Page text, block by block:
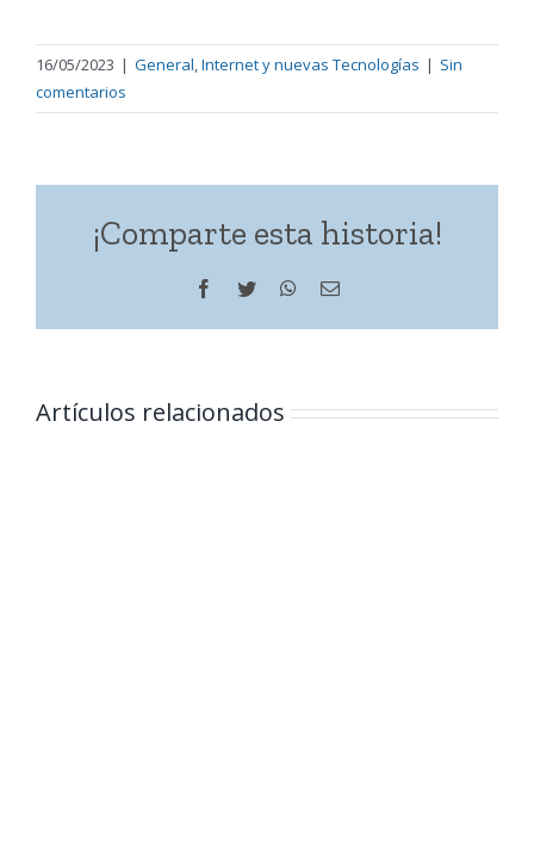
16/05/2023 | General,Internet y nuevas Tecnologías | Sin
comentarios
¡Comparte esta historia!
Facebook
Twitter WhatsApp
Correo
Artículos relacionados